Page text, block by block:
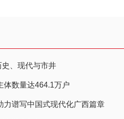
、现代与市井
体数量达464.1万户
力谱写中国式现代化广西篇章